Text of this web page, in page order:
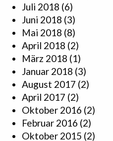
Juli 2018 (6)
Juni 2018 (3)
Mai 2018 (8)
April 2018 (2)
März 2018 (1)
Januar 2018 (3)
August 2017 (2)
April 2017 (2)
Oktober 2016 (2)
Februar 2016 (2)
Oktober 2015 (2)